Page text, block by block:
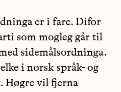
er i fare. Difor
som mogleg går til
sidemålsordninga.
i norsk språk- og
vil fjerna